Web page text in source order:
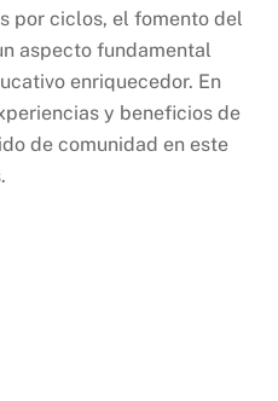
por ciclos, el fomento del
aspecto fundamental
enriquecedor. En
y beneficios de
de comunidad en este